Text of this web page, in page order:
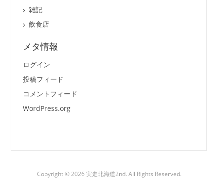
雑記
飲食店
メタ情報
ログイン
投稿フィード
コメントフィード
WordPress.org
Copyright © 2026 実走北海道2nd. All Rights Reserved.